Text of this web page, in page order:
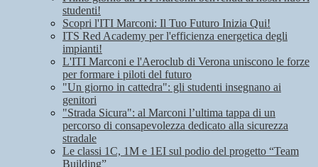
studenti!
Scopri l'ITI Marconi: Il Tuo Futuro Inizia Qui!
ITS Red Academy per l'efficienza energetica degli
impianti!
L'ITI Marconi e l'Aeroclub di Verona uniscono le forze
per formare i piloti del futuro
"Un giorno in cattedra": gli studenti insegnano ai
genitori
"Strada Sicura": al Marconi l’ultima tappa di un
percorso di consapevolezza dedicato alla sicurezza
stradale
Le classi 1C, 1M e 1EI sul podio del progetto “Team
Building”